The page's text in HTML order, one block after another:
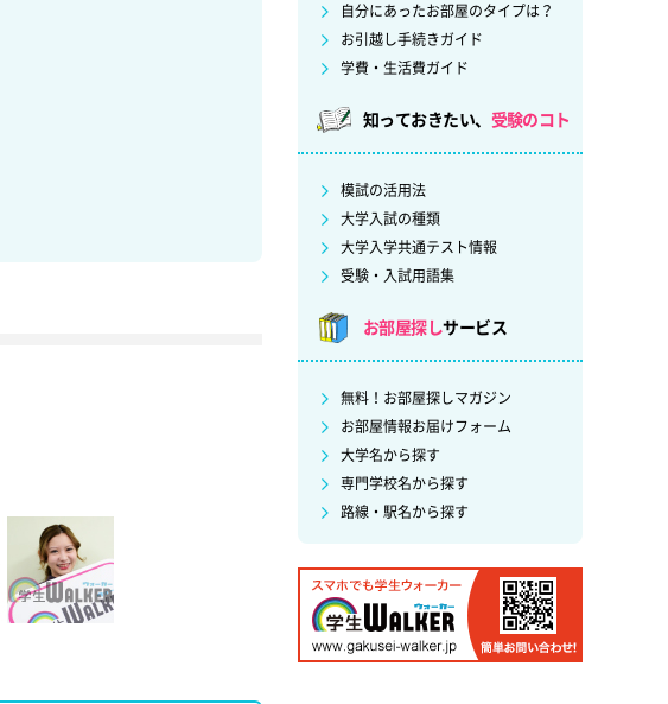
自分にあったお部屋のタイプは？
お引越し手続きガイド
学費・生活費ガイド
知っておきたい、 受験のコト
模試の活用法
大学入試の種類
大学入学共通テスト情報
受験・入試用語集
お部屋探しサービス
無料！お部屋探しマガジン
お部屋情報お届けフォーム
大学名から探す
専門学校名から探す
路線・駅名から探す